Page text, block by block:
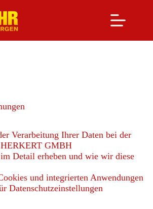
Verarbeitung Ihrer Daten bei der
GMBH
Detail erheben und wie wir diese
und integrierten Anwendungen
Datenschutzeinstellungen